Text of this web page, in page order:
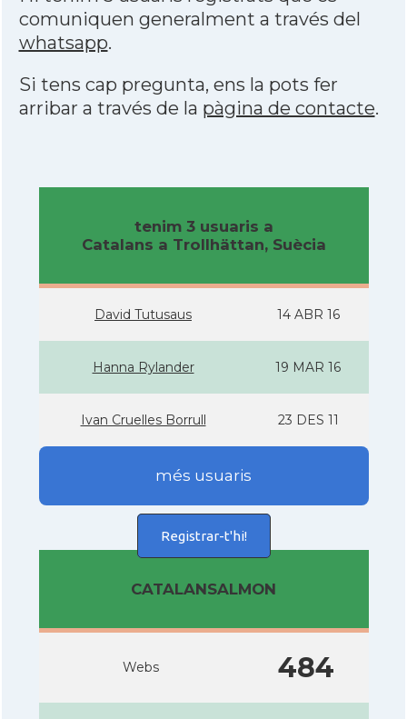
comuniquen generalment a través del
whatsapp.
Si tens cap pregunta, ens la pots fer
arribar a través de la pàgina de contacte.
tenim 3 usuaris a
Catalans a Trollhättan, Suècia
David Tutusaus 14 ABR 16
Hanna Rylander 19 MAR 16
Ivan Cruelles Borrull 23 DES 11
més usuaris
Registrar-t'hi!
CATALANSALMON
Webs 484